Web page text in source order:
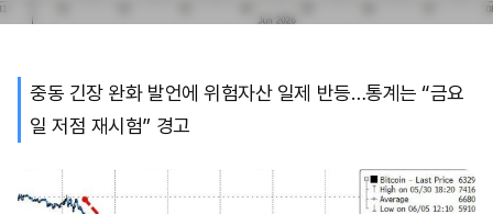
중동 긴장 완화 발언에 위험자산 일제 반등…통계는 “금요
일 저점 재시험” 경고